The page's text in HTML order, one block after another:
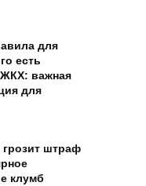
для
есть
ЖКХ: важная
для
грозит штраф
клумб